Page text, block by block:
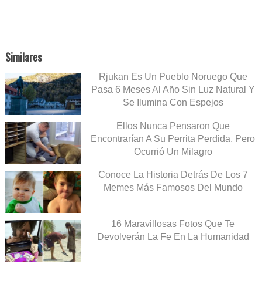
Similares
Rjukan Es Un Pueblo Noruego Que
Pasa 6 Meses Al Año Sin Luz Natural Y
Se Ilumina Con Espejos
Ellos Nunca Pensaron Que
Encontrarían A Su Perrita Perdida, Pero
Ocurrió Un Milagro
Conoce La Historia Detrás De Los 7
Memes Más Famosos Del Mundo
16 Maravillosas Fotos Que Te
Devolverán La Fe En La Humanidad